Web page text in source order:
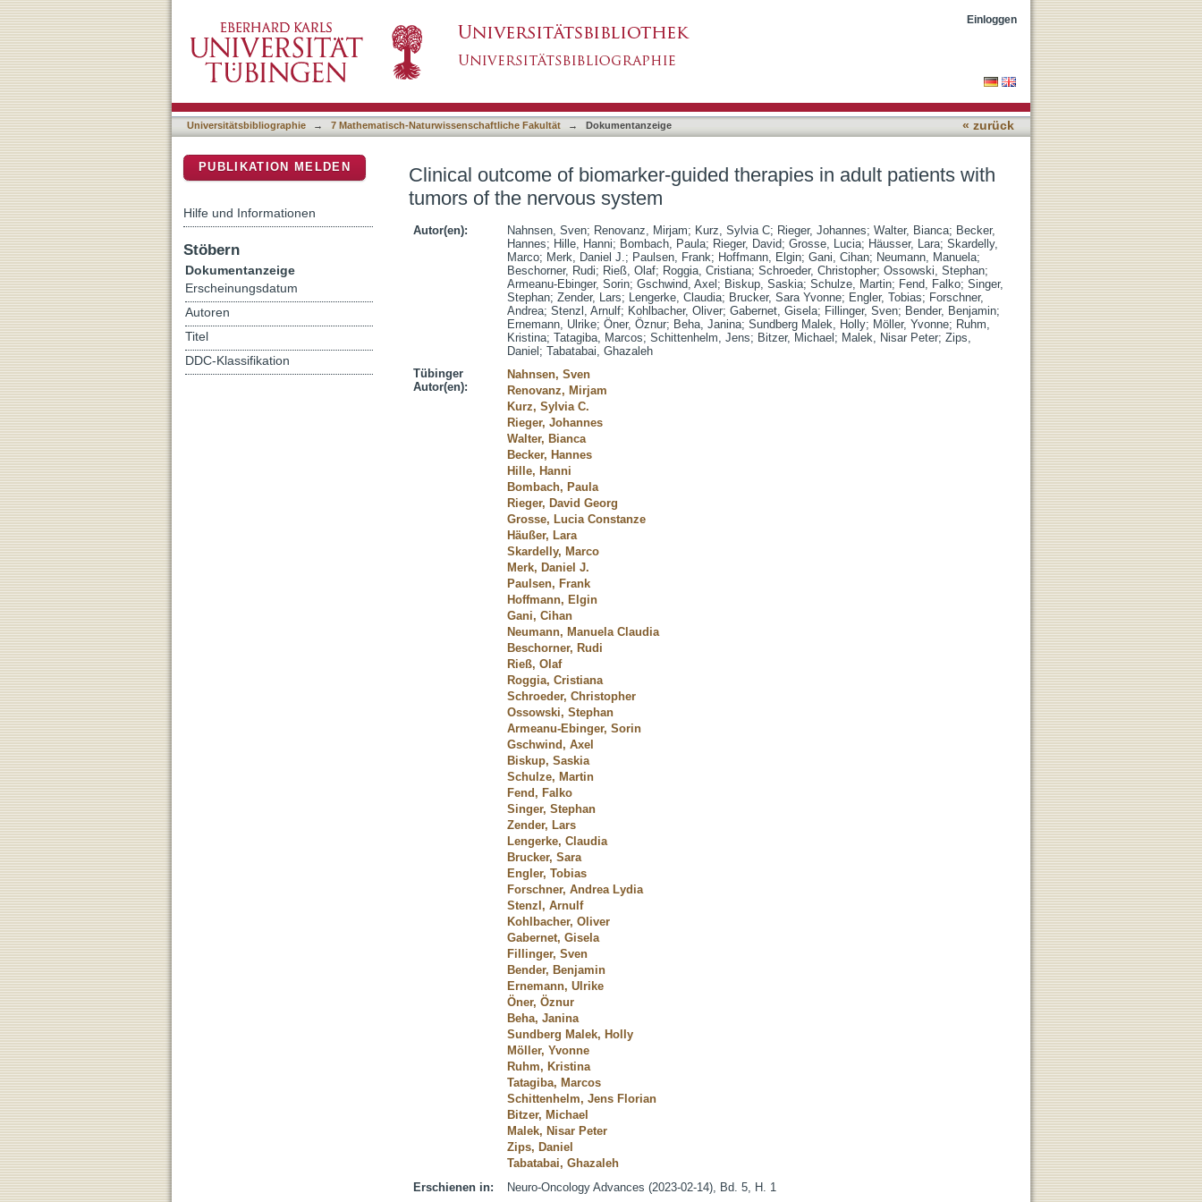
Clinical outcome of biomarker-guided therapies in adult patients with tumors of the nervous system
Einloggen
Universitätsbibliographie → 7 Mathematisch-Naturwissenschaftliche Fakultät → Dokumentanzeige « zurück
Clinical outcome of biomarker-guided therapies in adult patients with
tumors of the nervous system
Autor(en): Nahnsen, Sven; Renovanz, Mirjam; Kurz, Sylvia C; Rieger, Johannes; Walter, Bianca; Becker,
Hannes; Hille, Hanni; Bombach, Paula; Rieger, David; Grosse, Lucia; Häusser, Lara; Skardelly,
Marco; Merk, Daniel J.; Paulsen, Frank; Hoffmann, Elgin; Gani, Cihan; Neumann, Manuela;
Beschorner, Rudi; Rieß, Olaf; Roggia, Cristiana; Schroeder, Christopher; Ossowski, Stephan;
Armeanu-Ebinger, Sorin; Gschwind, Axel ; Biskup, Saskia; Schulze, Martin; Fend, Falko; Singer,
Stephan; Zender, Lars; Lengerke, Claudia; Brucker, Sara Yvonne; Engler, Tobias; Forschner,
Andrea; Stenzl, Arnulf; Kohlbacher, Oliver; Gabernet, Gisela; Fillinger, Sven; Bender, Benjamin;
Ernemann, Ulrike; Öner, Öznur; Beha, Janina; Sundberg Malek, Holly; Möller, Yvonne; Ruhm,
Kristina; Tatagiba, Marcos; Schittenhelm, Jens; Bitzer, Michael ; Malek, Nisar Peter; Zips,
Daniel ; Tabatabai, Ghazaleh
Tübinger
Autor(en):
Nahnsen, Sven
Renovanz, Mirjam
Kurz, Sylvia C.
Rieger, Johannes
Walter, Bianca
Becker, Hannes
Hille, Hanni
Bombach, Paula
Rieger, David Georg
Grosse, Lucia Constanze
Häußer, Lara
Skardelly, Marco
Merk, Daniel J.
Paulsen, Frank
Hoffmann, Elgin
Gani, Cihan
Neumann, Manuela Claudia
Beschorner, Rudi
Rieß, Olaf
Roggia, Cristiana
Schroeder, Christopher
Ossowski, Stephan
Armeanu-Ebinger, Sorin
Gschwind, Axel
Biskup, Saskia
Schulze, Martin
Fend, Falko
Singer, Stephan
Zender, Lars
Lengerke, Claudia
Brucker, Sara
Engler, Tobias
Forschner, Andrea Lydia
Stenzl, Arnulf
Kohlbacher, Oliver
Gabernet, Gisela
Fillinger, Sven
Bender, Benjamin
Ernemann, Ulrike
Öner, Öznur
Beha, Janina
Sundberg Malek, Holly
Möller, Yvonne
Ruhm, Kristina
Tatagiba, Marcos
Schittenhelm, Jens Florian
Bitzer, Michael
Malek, Nisar Peter
Zips, Daniel
Tabatabai, Ghazaleh
Erschienen in:
Neuro-Oncology Advances (2023-02-14), Bd. 5, H. 1
PUBLIKATION MELDEN
Hilfe und Informationen
Stöbern
Dokumentanzeige
Erscheinungsdatum
Autoren
Titel
DDC-Klassifikation